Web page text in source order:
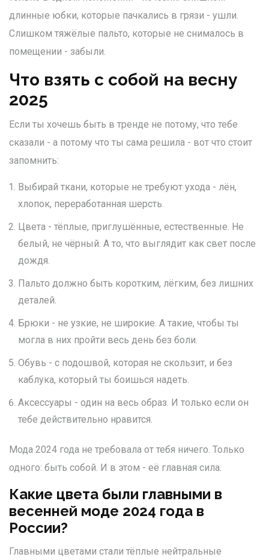
длинные юбки, которые пачкались в грязи - ушли.
Слишком тяжёлые пальто, которые не снималось в
помещении - забыли.
Что взять с собой на весну
2025
Если ты хочешь быть в тренде не потому, что тебе
сказали - а потому что ты сама решила - вот что стоит
запомнить:
Выбирай ткани, которые не требуют ухода - лён,
хлопок, переработанная шерсть.
Цвета - тёплые, приглушённые, естественные. Не
белый, не чёрный. А то, что выглядит как свет после
дождя.
Пальто должно быть коротким, лёгким, без лишних
деталей.
Брюки - не узкие, не широкие. А такие, чтобы ты
могла в них пройти весь день без боли.
Обувь - с подошвой, которая не скользит, и без
каблука, который ты боишься надеть.
Аксессуары - один на весь образ. И только если он
тебе действительно нравится.
Мода 2024 года не требовала от тебя ничего. Только
одного: быть собой. И в этом - её главная сила.
Какие цвета были главными в
весенней моде 2024 года в
России?
Главными цветами стали тёплые нейтральные